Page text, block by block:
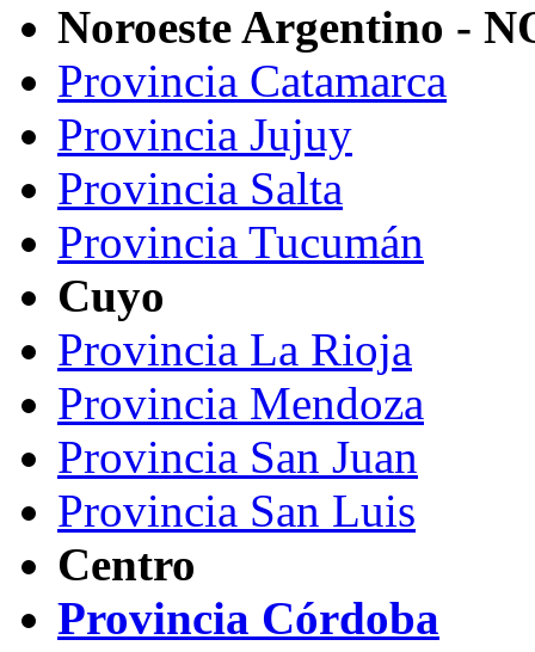
Noroeste Argentino -
Provincia Catamarca
Provincia Jujuy
Provincia Salta
Provincia Tucumán
Cuyo
Provincia La Rioja
Provincia Mendoza
Provincia San Juan
Provincia San Luis
Centro
Provincia Córdoba